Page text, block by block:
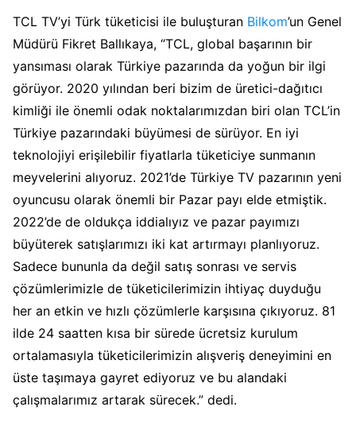
TCL TV’yi Türk tüketicisi ile buluşturan Bilkom’un Genel
Müdürü Fikret Ballıkaya, “TCL, global başarının bir
yansıması olarak Türkiye pazarında da yoğun bir ilgi
görüyor. 2020 yılından beri bizim de üretici-dağıtıcı
kimliği ile önemli odak noktalarımızdan biri olan TCL’in
Türkiye pazarındaki büyümesi de sürüyor. En iyi
teknolojiyi erişilebilir fiyatlarla tüketiciye sunmanın
meyvelerini alıyoruz. 2021’de Türkiye TV pazarının yeni
oyuncusu olarak önemli bir Pazar payı elde etmiştik.
2022’de de oldukça iddialıyız ve pazar payımızı
büyüterek satışlarımızı iki kat artırmayı planlıyoruz.
Sadece bununla da değil satış sonrası ve servis
çözümlerimizle de tüketicilerimizin ihtiyaç duyduğu
her an etkin ve hızlı çözümlerle karşısına çıkıyoruz. 81
ilde 24 saatten kısa bir sürede ücretsiz kurulum
ortalamasıyla tüketicilerimizin alışveriş deneyimini en
üste taşımaya gayret ediyoruz ve bu alandaki
çalışmalarımız artarak sürecek.” dedi.